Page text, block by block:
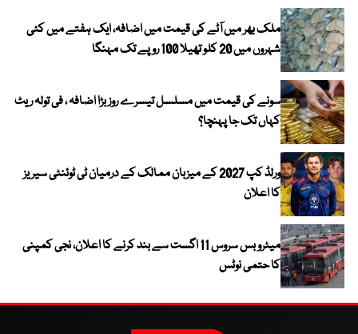
ملک بھر میں آٹے کی قیمت میں اضافہ، ایک ہفتے میں کئی
شہروں میں 20 کلو تھیلا 100 روپے تک مہنگا
سونے کی قیمت میں مسلسل تیسرے روز بڑا اضافہ ، فی تولہ ریٹ
کہاں تک جا پہنچا؟
ورلڈ کپ 2027 کے میزبان ممالک کے درمیان ٹی ٹوئنٹی سیریز
کا اعلان
میٹرو بس سروس 11 اگست سے بند کرنے کا اعلان، نجی کمپنی
کا حتمی نوٹس